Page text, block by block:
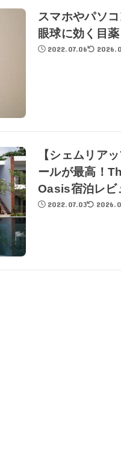
スマホやパソ
眼球に効く目
2022.07.06
【シェムリア
ールが最高！
Oasis宿泊レビ
2022.07.03